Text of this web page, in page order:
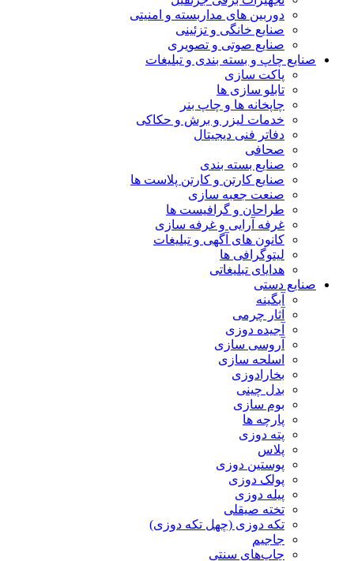
دوربین های مداربسته و امنیتی
صنایع خانگی و تزئینی
صنایع صوتی و تصویری
صنایع چاپ و بسته بندی و تبلیغات
پاکت سازی
تابلو سازی ها
چاپخانه ها و چاپ بنر
خدمات لیزر و برش و حکاکی
دفاتر فنی دیجیتال
صحافی
صنایع بسته بندی
صنایع کارتن و کارتن پلاست ها
صنعت جعبه سازی
طراحان و گرافیست ها
غرفه آرایی و غرفه سازی
کانون های آگهی و تبلیغات
لیتوگرافی ها
هدایای تبلیغاتی
صنایع دستی
آبگینه
آثار چرمی
آجیده دوزی
آروسی سازی
اسلحه سازی
بخارادوزی
بدل چینی
بوم سازی
پارچه ها
پته دوزی
پلاس
پوستین دوزی
پولک دوزی
پیله دوزی
تخته صیقلی
تکه دوزی (چهل تکه دوزی)
جاجیم
چاپ‌های سنتی